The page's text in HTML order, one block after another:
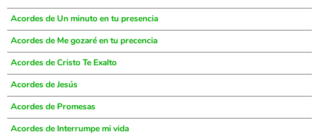
Acordes de Un minuto en tu presencia
Acordes de Me gozaré en tu precencia
Acordes de Cristo Te Exalto
Acordes de Jesús
Acordes de Promesas
Acordes de Interrumpe mi vida